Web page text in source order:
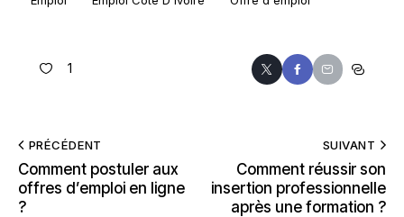
1
PRÉCÉDENT
Comment postuler aux
offres d’emploi en ligne
?
SUIVANT
Comment réussir son
insertion professionnelle
après une formation ?